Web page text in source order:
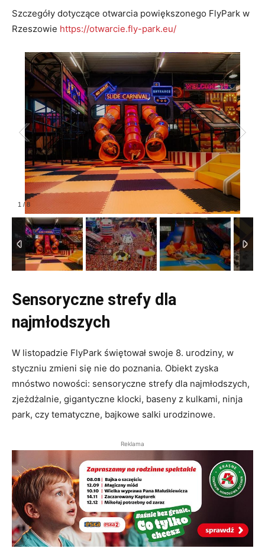
Szczegóły dotyczące otwarcia powiększonego FlyPark w
Rzeszowie https://otwarcie.fly-park.eu/
1 / 8
Sensoryczne strefy dla
najmłodszych
W listopadzie FlyPark świętował swoje 8. urodziny, w
styczniu zmieni się nie do poznania. Obiekt zyska
mnóstwo nowości: sensoryczne strefy dla najmłodszych,
zjeżdżalnie, gigantyczne klocki, baseny z kulkami, ninja
park, czy tematyczne, bajkowe salki urodzinowe.
Reklama